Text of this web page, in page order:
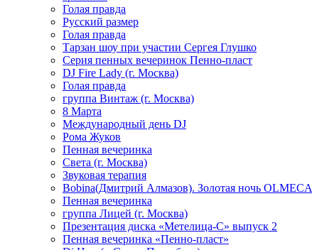
Голая правда
Русский размер
Голая правда
Тарзан шоу при участии Сергея Глушко
Серия пенных вечеринок Пенно-пласт
DJ Fire Lady (г. Москва)
Голая правда
группа Винтаж (г. Москва)
8 Марта
Международный день DJ
Рома Жуков
Пенная вечеринка
Света (г. Москва)
Звуковая терапия
Bobina(Дмитрий Алмазов). Золотая ночь OLMECA
Пенная вечеринка
группа Лицей (г. Москва)
Презентация диска «Метелица-С» выпуск 2
Пенная вечеринка «Пенно-пласт»